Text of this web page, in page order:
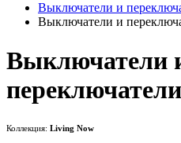
Выключатели и
Выключатели и
Выключатели
Коллекция: Living Now